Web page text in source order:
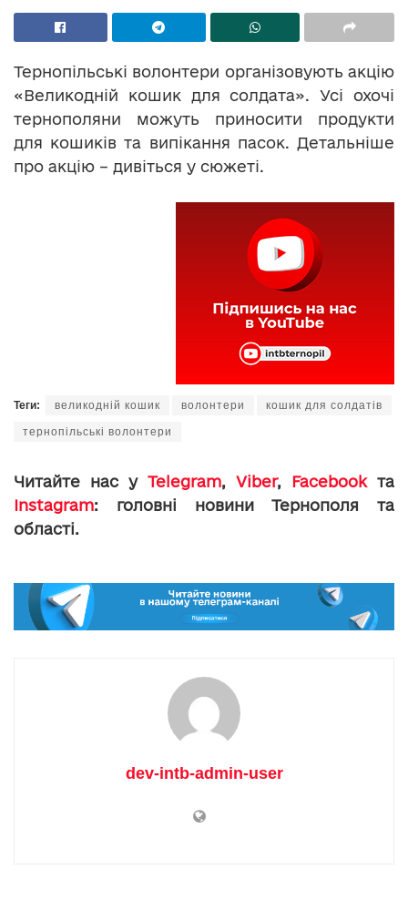
Тернопільські волонтери організовують акцію
«Великодній кошик для солдата». Усі охочі
тернополяни можуть приносити продукти
для кошиків та випікання пасок. Детальніше
про акцію – дивіться у сюжеті.
Теги: великодній кошик волонтери кошик для солдатів
тернопільські волонтери
Читайте нас у Telegram, Viber, Facebookта
Instagram: головні новини Тернополя та
області.
dev-intb-admin-user